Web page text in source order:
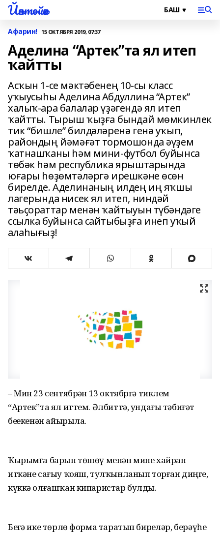
Йәнтөйәк
Афарин! 15 ОКТЯБРЯ 2019, 07:37
Аделина “Артек”та ял итеп
ҡайтты
Асҡын 1-се мәктәбенең 10-сы класс
уҡыусыһы Аделина Абдуллина “Артек”
халыҡ-ара балалар үҙәгендә ял итеп
ҡайтты. Тырыш ҡыҙға бындай мөмкинлек
тик “бишле” билдәләренә генә уҡып,
райондың йәмәғәт тормошонда әүҙем
ҡатнашҡаны һәм мини-футбол буйынса
төбәк һәм республика ярыштарында
юғары һөҙөмтәләргә ирешкәне өсөн
бирелде. Аделинаның илдең иң яҡшы
лагерында нисек ял итеп, ниндәй
тәьҫораттар менән ҡайтыуын түбәндәге
ссылка буйынса сайтыбыҙға инеп уҡый
алаһығыҙ!
– Мин 23 сентябрҙән 13 октябргә тиклем
“Артек”та ял иттем. Әлбиттә, ундағы тәбиғәт
беҙҙекенән айырыла.
Ҡырымға барып төшөү менән мине хайран
иткәне сағыу ҡояш, тулҡынланып торған диңгеҙ,
күккә олғашҡан кипаристар булды.
Беҙгә ике төрлө форма таратып бирҙеләр, берәүһе